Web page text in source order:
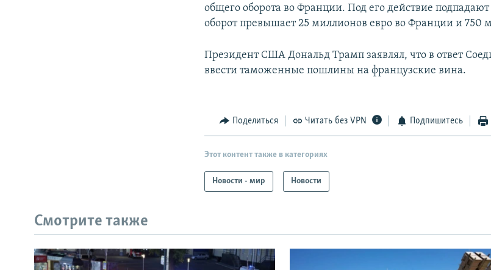
общего оборота во Франции. Под его действие
оборот превышает 25 миллионов евро во Франции и 750
Президент США Дональд Трамп заявлял, что в ответ
ввести таможенные пошлины на французские вина.
Поделиться Читать без VPN Подпишитесь
Этот контент также в категориях
Новости - мир Новости
Смотрите также